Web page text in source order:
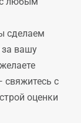
сделаем
за вашу
свяжитесь с
оценки